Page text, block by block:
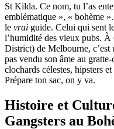
St Kilda. Ce nom, tu l’as
emblématique », « bohème
le vrai guide. Celui qui sent
l’humidité des vieux pubs.
District) de Melbourne, c’est
pas vendu son âme au
clochards célestes, hipsters
Prépare ton sac, on y va.
Histoire et
Gangsters au